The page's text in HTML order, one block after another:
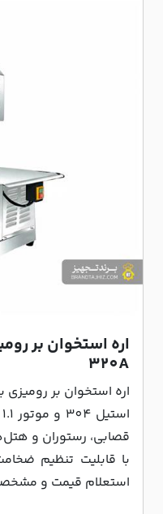
320A
قصابی، رستوران و
با قابلیت تنظیم
استعلام قیمت و